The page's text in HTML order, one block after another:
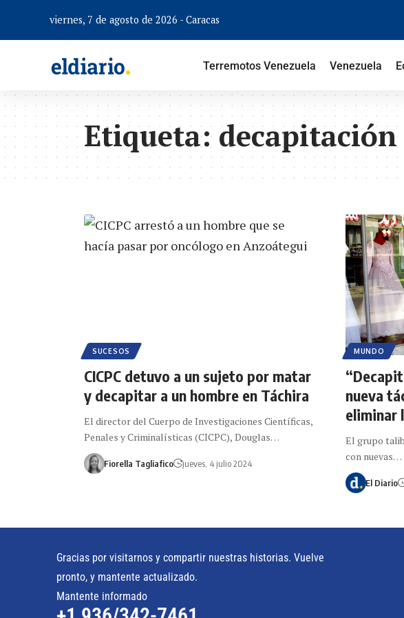
viernes, 7 de agosto de 2026 - Caracas
Terremotos Venezuela Venezuela
Etiqueta:decapitación
SUCESOS
CICPC detuvo a un sujeto por matar
y decapitar a un hombre en Táchira
El director del Cuerpo de Investigaciones Científicas,
Penales y Criminalísticas (CICPC), Douglas…
Fiorella Tagliafico jueves, 4 julio 2024
MUNDO
nueva
eliminar
El grupo
con nuevas…
El Diario
Gracias por visitarnos y compartir nuestras historias. Vuelve
pronto, y mantente actualizado.
Mantente informado